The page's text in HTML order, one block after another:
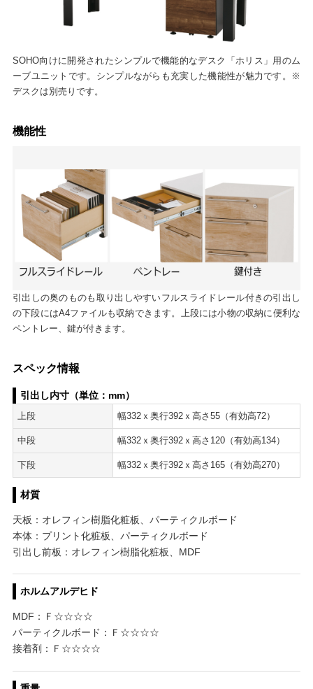
SOHO向けに開発されたシンプルで機能的なデスク「ホリス」用のム
ーブユニットです。シンプルながらも充実した機能性が魅力です。※
デスクは別売りです。
機能性
引出しの奥のものも取り出しやすいフルスライドレール付きの引出し
の下段にはA4ファイルも収納できます。上段には小物の収納に便利な
ペントレー、鍵が付きます。
スペック情報
引出し内寸（単位：mm）
上段 幅332ｘ奥行392ｘ高さ55（有効高72）
中段 幅332ｘ奥行392ｘ高さ120（有効高134）
下段 幅332ｘ奥行392ｘ高さ165（有効高270）
材質
天板：オレフィン樹脂化粧板、パーティクルボード
本体：プリント化粧板、パーティクルボード
引出し前板：オレフィン樹脂化粧板、MDF
ホルムアルデヒド
MDF：Ｆ☆☆☆☆
パーティクルボード：Ｆ☆☆☆☆
接着剤：Ｆ☆☆☆☆